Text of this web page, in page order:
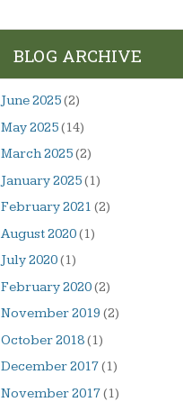
BLOG ARCHIVE
June 2025(2)
May 2025(14)
March 2025(2)
January 2025(1)
February 2021 (2)
August 2020(1)
July 2020(1)
February 2020(2)
November 2019 (2)
October 2018(1)
December 2017(1)
November 2017(1)